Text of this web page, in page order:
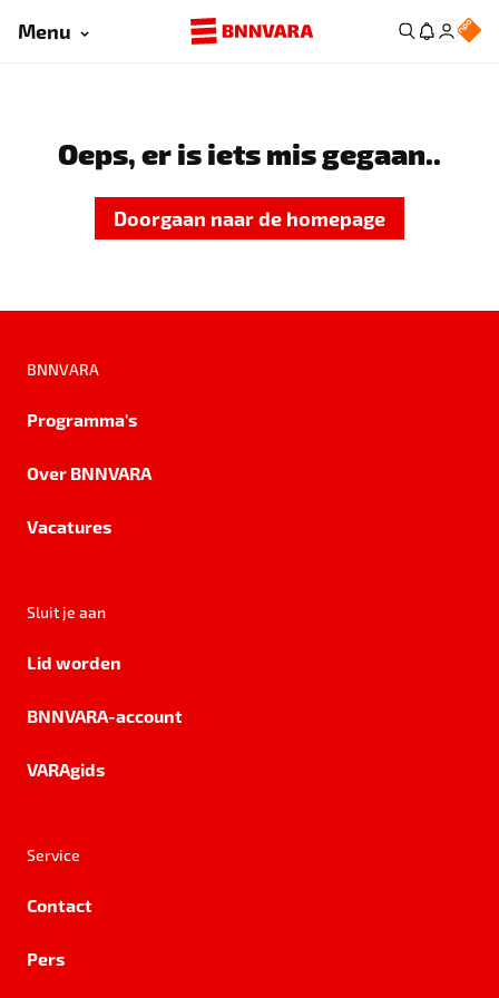
Menu
Oeps, er is iets mis gegaan..
Doorgaan naar de homepage
BNNVARA
Programma's
Over BNNVARA
Vacatures
Sluit je aan
Lid worden
BNNVARA-account
VARAgids
Service
Contact
Pers